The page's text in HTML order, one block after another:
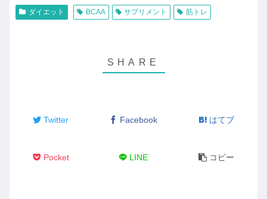
ダイエット BCAA サプリメント 筋トレ
Twitter Facebook はてブ
Pocket LINE コピー